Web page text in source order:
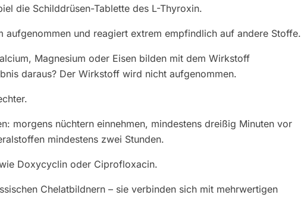
die Schilddrüsen-Tablette des L-Thyroxin.
aufgenommen und reagiert extrem empfindlich auf andere Stoffe.
Magnesium oder Eisen bilden mit dem Wirkstoff
daraus? Der Wirkstoff wird nicht aufgenommen.
morgens nüchtern einnehmen, mindestens dreißig Minuten vor
mindestens zwei Stunden.
Doxycyclin oder Ciprofloxacin.
Chelatbildnern – sie verbinden sich mit mehrwertigen